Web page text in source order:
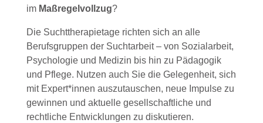
im Maßregelvollzug?
Die Suchttherapietage richten sich an alle
Berufsgruppen der Suchtarbeit – von Sozialarbeit,
Psychologie und Medizin bis hin zu Pädagogik
und Pflege. Nutzen auch Sie die Gelegenheit, sich
mit Expert*innen auszutauschen, neue Impulse zu
gewinnen und aktuelle gesellschaftliche und
rechtliche Entwicklungen zu diskutieren.